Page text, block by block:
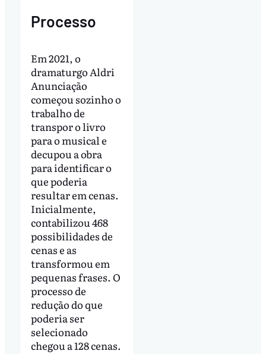
Processo
Em 2021, o
dramaturgo Aldri
Anunciação
começou sozinho o
trabalho de
transpor o livro
para o musical e
decupou a obra
para identificar o
que poderia
resultar em cenas.
Inicialmente,
contabilizou 468
possibilidades de
cenas e as
transformou em
pequenas frases. O
processo de
redução do que
poderia ser
selecionado
chegou a 128 cenas.